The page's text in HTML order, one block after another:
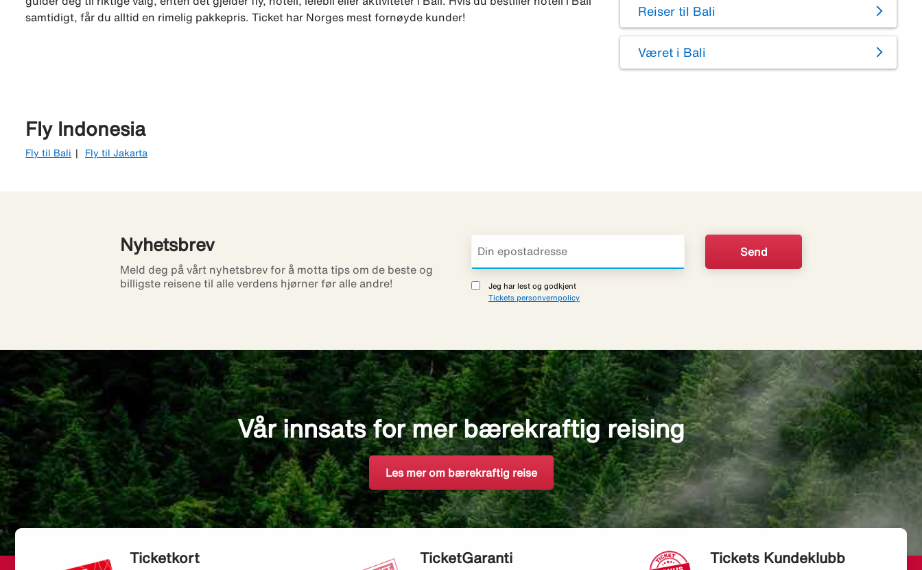
samtidigt, får du alltid en rimelig pakkepris. Ticket har Norges mest fornøyde kunder!
Reiser til Bali
Været i Bali
Fly Indonesia
Fly til Bali Fly til Jakarta
Nyhetsbrev
Meld deg på vårt nyhetsbrev for å motta tips om de beste og
billigste reisene til alle verdens hjørner før alle andre!
Jeg har lest og godkjent
Tickets personvernpolicy
Vår innsats for mer bærekraftig reising
Les mer om bærekraftig reise
Ticketkort TicketGaranti Tickets Kundeklubb